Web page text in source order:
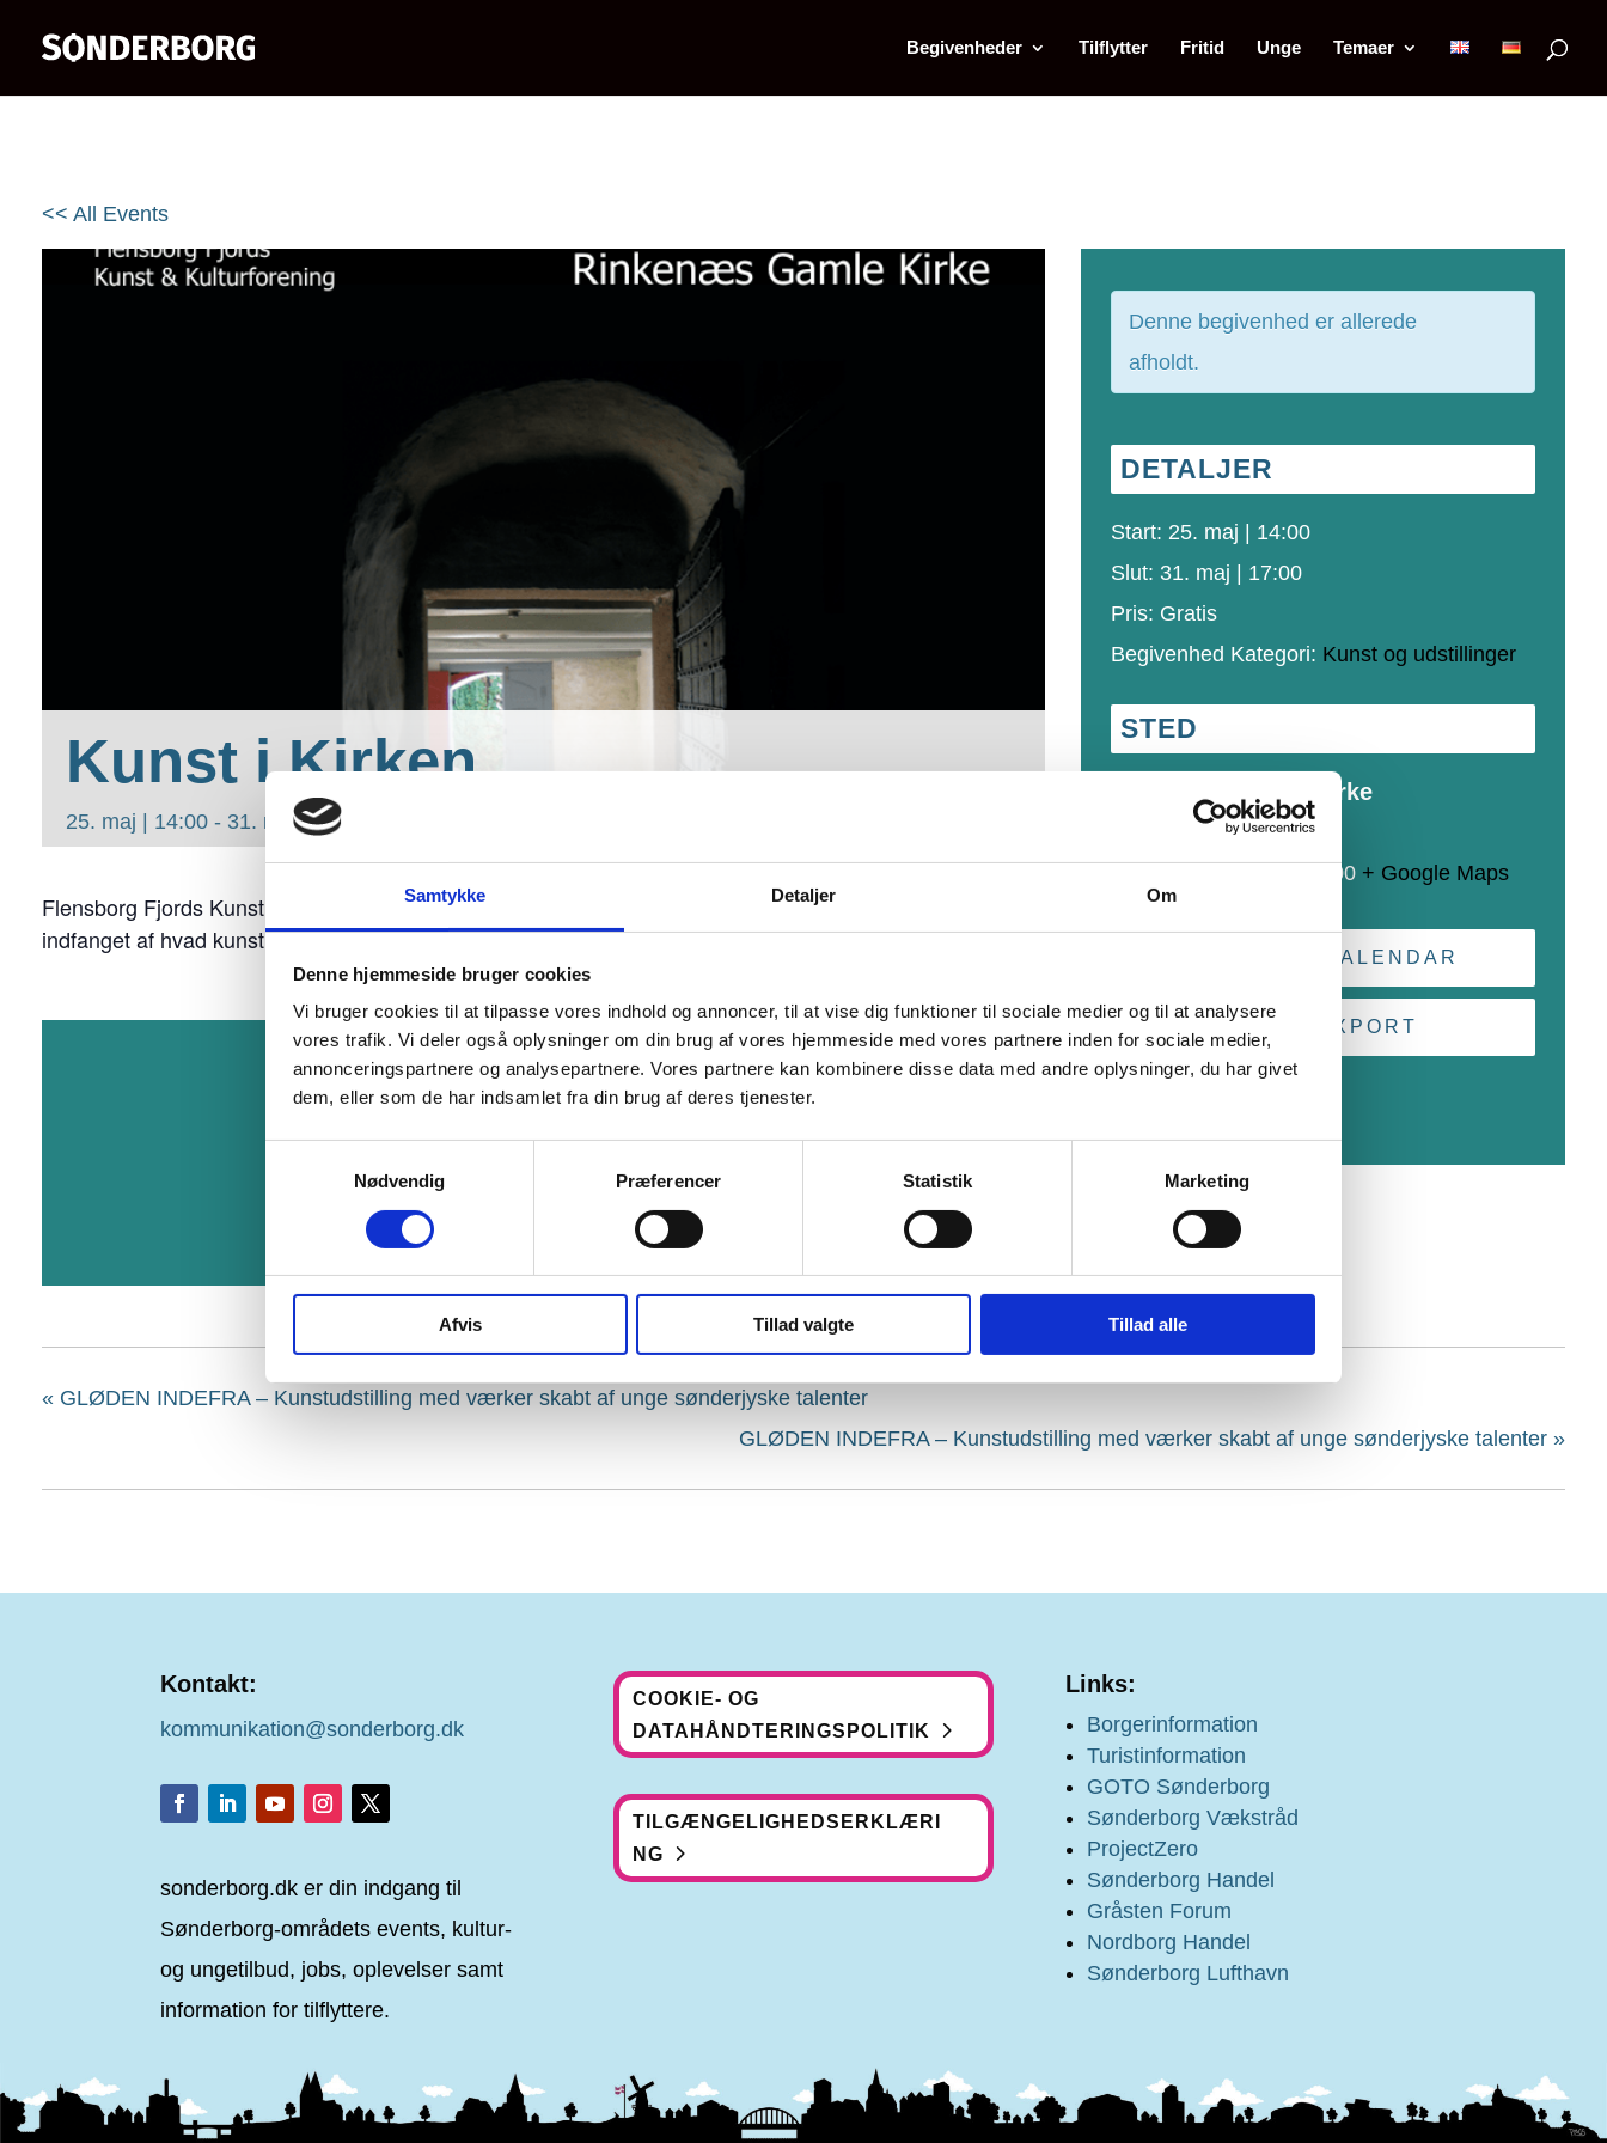
Samtykke Detaljer Om
Denne hjemmeside bruger cookies
Vi bruger cookies til at tilpasse vores indhold og annoncer, til at vise dig funktioner til sociale medier og til at analysere
vores trafik. Vi deler også oplysninger om din brug af vores hjemmeside med vores partnere inden for sociale medier,
annonceringspartnere og analysepartnere. Vores partnere kan kombinere disse data med andre oplysninger, du har givet
dem, eller som de har indsamlet fra din brug af deres tjenester.
Nødvendig
Præferencer Statistik Marketing
Afvis Tillad valgte Tillad alle
Begivenheder Tilflytter Fritid Unge Temaer
<< All Events
Kunst i Kirken
25. maj | 14:00 - 31. maj | 17:00
Flensborg Fjords Kunst og Kulturforening udstiller kunst i Rinkenæs Gamle Kirke. Kig forbi og bliv
indfanget af hvad kunst kan i et kirkerum.
Denne begivenhed er allerede
afholdt.
DETALJER
Start: 25. maj | 14:00
Slut: 31. maj | 17:00
Pris: Gratis
Begivenhed Kategori: Kunst og udstillinger
STED
Rinkenæs Gamle Kirke
Gl. Kirkevej 25
6300 + Google Maps
+ GOOGLE CALENDAR
+ ICAL EXPORT
« GLØDEN INDEFRA – Kunstudstilling med værker skabt af unge sønderjyske talenter
GLØDEN INDEFRA – Kunstudstilling med værker skabt af unge sønderjyske talenter »
Kontakt:
kommunikation@sonderborg.dk
sonderborg.dk er din indgang til
Sønderborg-områdets events, kultur-
og ungetilbud, jobs, oplevelser samt
information for tilflyttere.
COOKIE- OG
DATAHÅNDTERINGSPOLITIK
TILGÆNGELIGHEDSERKLÆRI
NG
Links:
Borgerinformation
Turistinformation
GOTO Sønderborg
Sønderborg Vækstråd
ProjectZero
Sønderborg Handel
Gråsten Forum
Nordborg Handel
Sønderborg Lufthavn